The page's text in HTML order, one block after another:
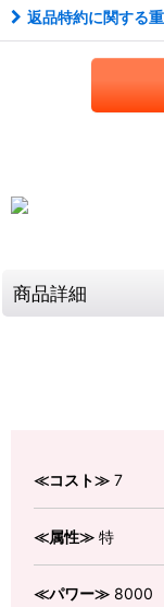
返品特約に関する
商品詳細
≪コスト≫ 7
≪属性≫ 特
≪パワー≫ 8000